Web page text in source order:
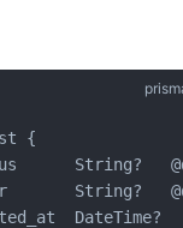
{
String?
String?
DateTime?